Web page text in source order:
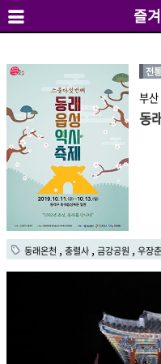
즐
전
부
동
동래온천 , 충렬사 , 금강공원 , 우장